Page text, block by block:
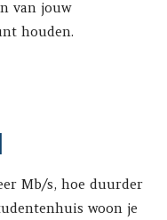
van jouw
houden.
Mb/s, hoe duurder
woon je